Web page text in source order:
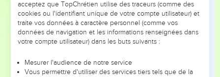
Je me suis levé et je suis sorti dans la vallée. Et voici que
la gloire de l'Eternel se tenait là, telle que je l'avais vue près
du fleuve Kebar. Alors je suis tombé le visage contre terre.
L'Esprit est entré en moi et m’a mis debout sur mes pieds.
Fils de l’homme, on mettra sur toi des cordes, avec
acceptez que TopChrétien utilise des traceurs (comme des
cookies ou l'identifiant unique de votre compte utilisateur) et
traite vos données à caractère personnel (comme vos
données de navigation et les informations renseignées dans
votre compte utilisateur) dans les buts suivants :
Mesurer l'audience de notre service
Vous permettre d'utiliser des services tiers tels que de la